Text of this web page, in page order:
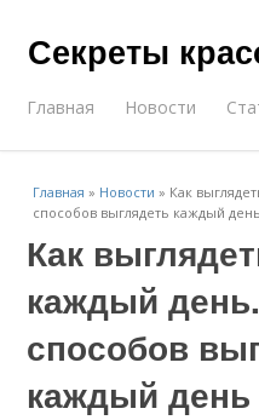
Секреты
Главная Новости
Главная » Новости » Как
способов выглядеть каждый
Как
каждый
способов
каждый день